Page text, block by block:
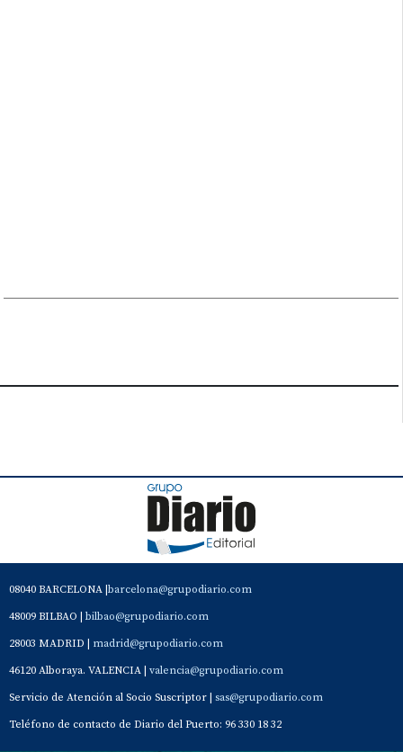
08040 BARCELONA | barcelona@grupodiario.com
48009 BILBAO | bilbao@grupodiario.com
28003 MADRID | madrid@grupodiario.com
46120 Alboraya. VALENCIA | valencia@grupodiario.com
Servicio de Atención al Socio Suscriptor | sas@grupodiario.com
Teléfono de contacto de Diario del Puerto: 96 330 18 32